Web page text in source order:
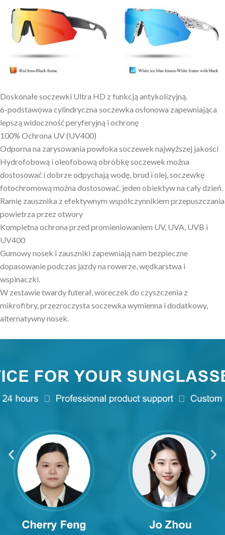
Doskonałe soczewki Ultra HD z funkcją antykolizyjną.
6-podstawowa cylindryczna soczewka osłonowa zapewniająca
lepszą widoczność peryferyjną i ochronę
100% Ochrona UV (UV400)
Odporna na zarysowania powłoka soczewek najwyższej jakości
Hydrofobową i oleofobową obróbkę soczewek można
dostosować i dobrze odpychają wodę, brud i olej, soczewkę
fotochromową można dostosować. jeden obiektyw na cały dzień.
Ramię zausznika z efektywnym współczynnikiem przepuszczania
powietrza przez otwory
Kompletna ochrona przed promieniowaniem UV, UVA, UVB i
UV400
Gumowy nosek i zauszniki zapewniają nam bezpieczne
dopasowanie podczas jazdy na rowerze, wędkarstwa i
wspinaczki.
W zestawie twardy futerał, woreczek do czyszczenia z
mikrofibry, przezroczysta soczewka wymienna i dodatkowy,
alternatywny nosek.